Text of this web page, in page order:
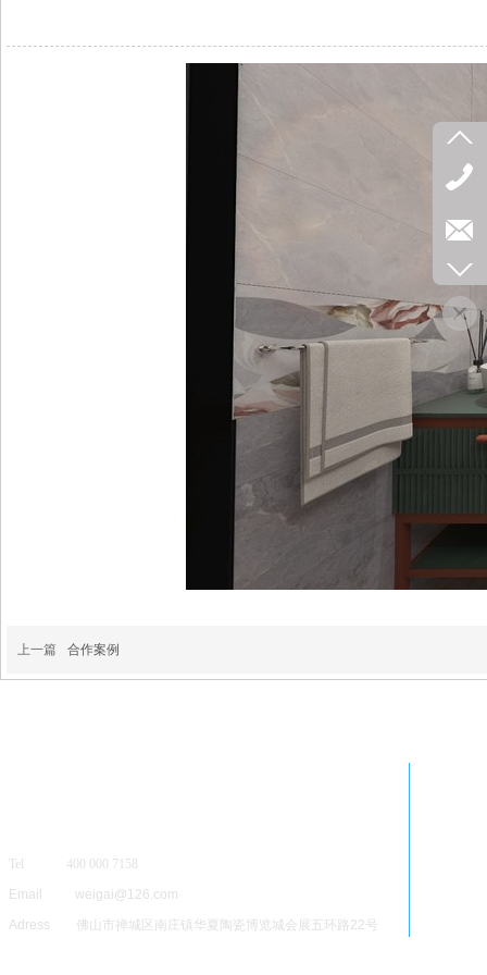
上一篇 合作案例
Tel 400 000 7158
Email weigai@126.com
Adress 佛山市禅城区南庄镇华夏陶瓷博览城会展五环路22号